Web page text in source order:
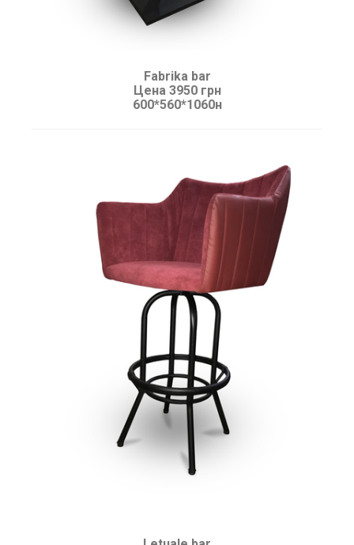
Fabrika bar
Цена 3950 грн
600*560*1060н